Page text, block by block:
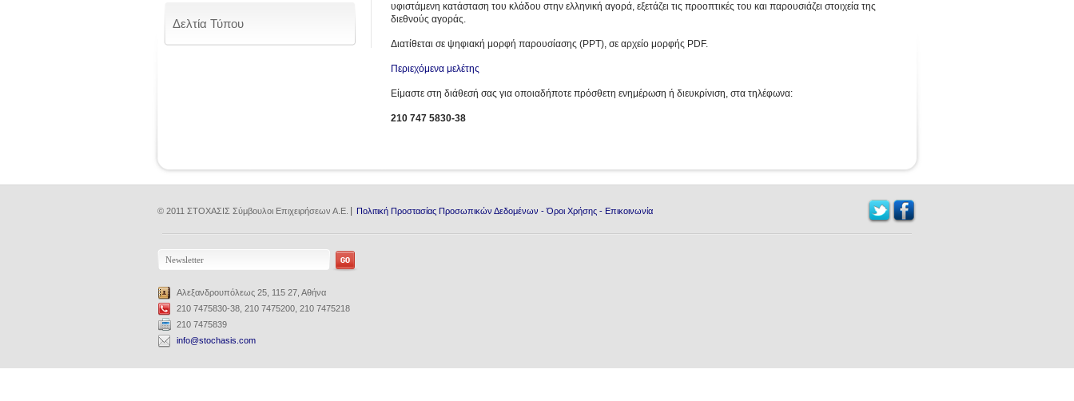
Δελτία Τύπου
υφιστάμενη κατάσταση του κλάδου στην ελληνική αγορά, εξετάζει τις προοπτικές του και παρουσιάζει στοιχεία της
διεθνούς αγοράς.
Διατίθεται σε ψηφιακή μορφή παρουσίασης (PPT), σε αρχείο μορφής PDF.
Περιεχόμενα μελέτης
Είμαστε στη διάθεσή σας για οποιαδήποτε πρόσθετη ενημέρωση ή διευκρίνιση, στα τηλέφωνα:
210 747 5830-38
© 2011 ΣΤΟΧΑΣΙΣ Σύμβουλοι Επιχειρήσεων Α.Ε. Πολιτική Προστασίας Προσωπικών Δεδομένων -Όροι Χρήσης - Επικοινωνία
Αλεξανδρουπόλεως 25, 115 27, Αθήνα
210 7475830-38, 210 7475200, 210 7475218
210 7475839
info@stochasis.com